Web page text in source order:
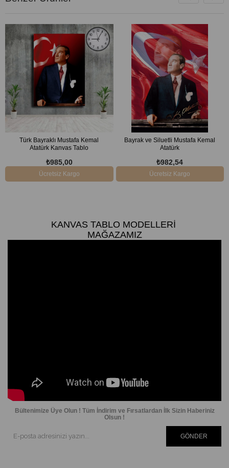
Türk Bayraklı Mustafa Kemal
Atatürk Kanvas Tablo
₺985,00
Ücretsiz Kargo
Bayrak ve Siluetli Mustafa Kemal
Atatürk
₺982,54
Ücretsiz Kargo
KANVAS TABLO MODELLERI
MAĞAZAMIZ
Bültenimize Üye Olun ! Tüm İndirim ve Fırsatlardan İlk Sizin Haberiniz
Olsun !
GÖNDER